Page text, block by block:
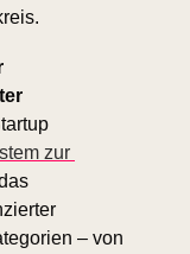
zur
– von